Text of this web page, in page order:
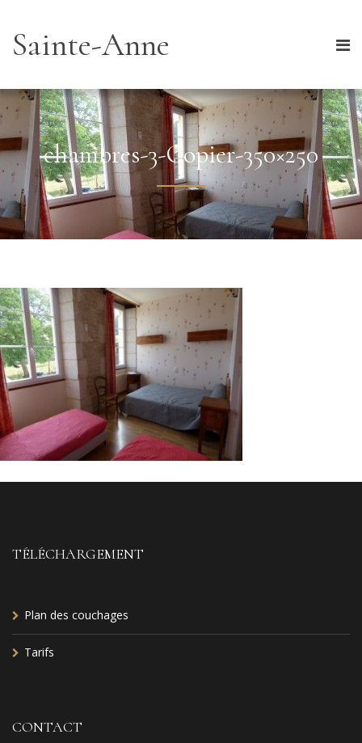
Sainte-Anne
chambres-3-Copier-350×250
TÉLÉCHARGEMENT
Plan des couchages
Tarifs
CONTACT